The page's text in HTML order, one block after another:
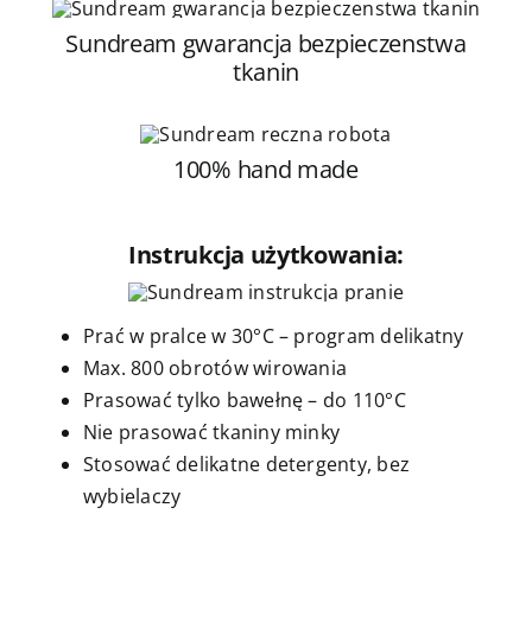
Sundream gwarancja bezpieczenstwa
tkanin
100% hand made
Instrukcja użytkowania:
Prać w pralce w 30°C – program delikatny
Max. 800 obrotów wirowania
Prasować tylko bawełnę – do 110°C
Nie prasować tkaniny minky
Stosować delikatne detergenty, bez
wybielaczy